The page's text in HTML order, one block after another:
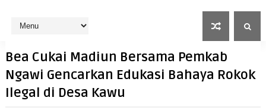
Bea Cukai Madiun Bersama Pemkab
Ngawi Gencarkan Edukasi Bahaya Rokok
Ilegal di Desa Kawu